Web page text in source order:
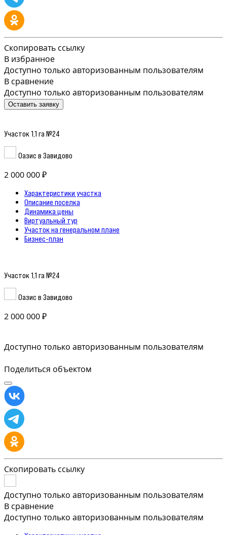
Скопировать ссылку
В избранное
Доступно только авторизованным пользователям
В сравнение
Доступно только авторизованным пользователям
Оставить заявку
Участок 1,1 га №24
Оазис в Завидово
2 000 000 ₽
Характеристики участка
Описание поселка
Динамика цены
Виртуальный тур
Участок на генеральном плане
Бизнес-план
Участок 1,1 га №24
Оазис в Завидово
2 000 000 ₽
Доступно только авторизованным пользователям
Поделиться объектом
Скопировать ссылку
Доступно только авторизованным пользователям
В сравнение
Доступно только авторизованным пользователям